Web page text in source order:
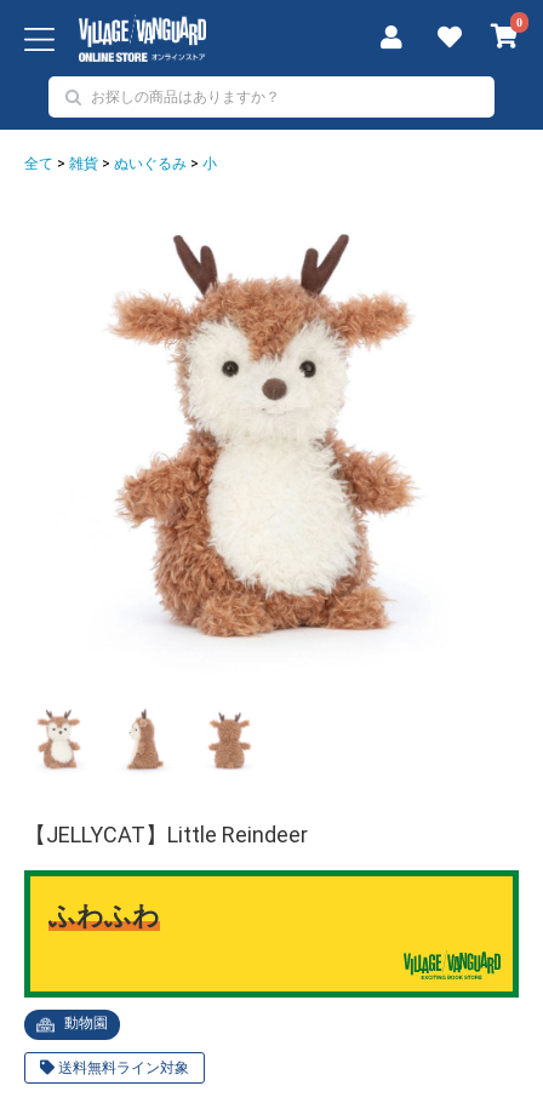
0
全て > 雑貨 > ぬいぐるみ > 小
動物園
送料無料ライン対象
【JELLYCAT】Little Reindeer
ふわふわ